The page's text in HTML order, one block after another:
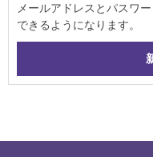
メールアドレスとパスワ
できるようになります。